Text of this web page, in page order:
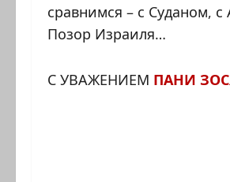
сравнимся – с Суданом,
Позор Израиля…
С УВАЖЕНИЕМ ПАНИ